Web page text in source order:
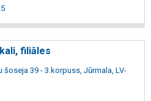
filiāles
šoseja 39 - 3.korpuss, Jūrmala, LV-